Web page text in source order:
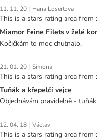
11. 11. 20 | Hana Losertova
This is a stars rating area from
Miamor Feine Filets v želé
Kočičkám to moc chutnalo.
21. 01. 20 | Simona
This is a stars rating area from
Tuňák a křepelčí vejce
Objednávám pravidelně -
12. 04. 18 | Václav
This is a stars rating area from